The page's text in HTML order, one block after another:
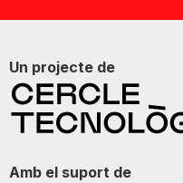
Un projecte de
Amb el suport de